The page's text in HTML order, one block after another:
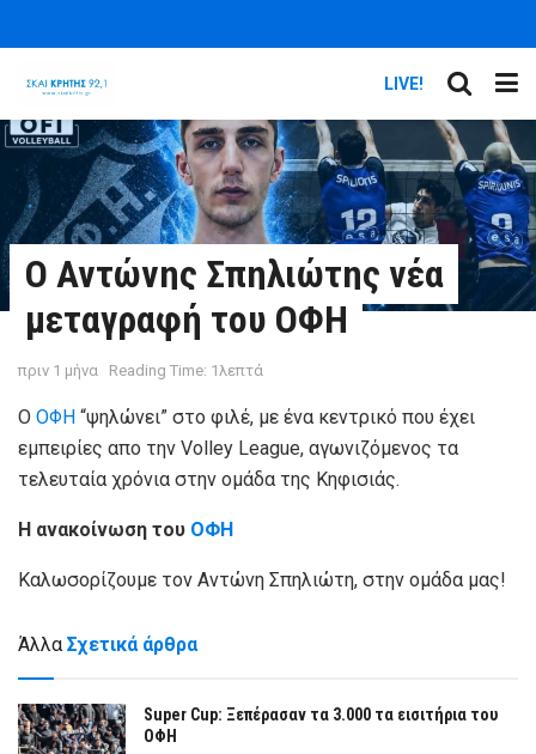
LIVE!
Ο Αντώνης Σπηλιώτης νέα
μεταγραφή του ΟΦΗ
πριν 1 μήνα Reading Time: 1λεπτά
Ο ΟΦΗ “ψηλώνει” στο φιλέ, με ένα κεντρικό που έχει
εμπειρίες απο την Volley League, αγωνιζόμενος τα
τελευταία χρόνια στην ομάδα της Κηφισιάς.
Η ανακοίνωση του ΟΦΗ
Καλωσορίζουμε τον Αντώνη Σπηλιώτη, στην ομάδα μας!
Άλλα Σχετικά άρθρα
Super Cup: Ξεπέρασαν τα 3.000 τα εισιτήρια του
ΟΦΗ